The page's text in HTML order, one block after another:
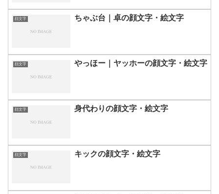
顔文字 ちゃぶ台｜卓の顔文字・絵文字
顔文字 やっほー｜ヤッホーの顔文字・絵文字
顔文字 身代わりの顔文字・絵文字
顔文字 キックの顔文字・絵文字